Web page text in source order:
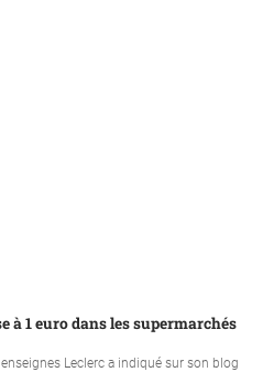
à 1 euro dans les supermarchés
Leclerc a indiqué sur son blog